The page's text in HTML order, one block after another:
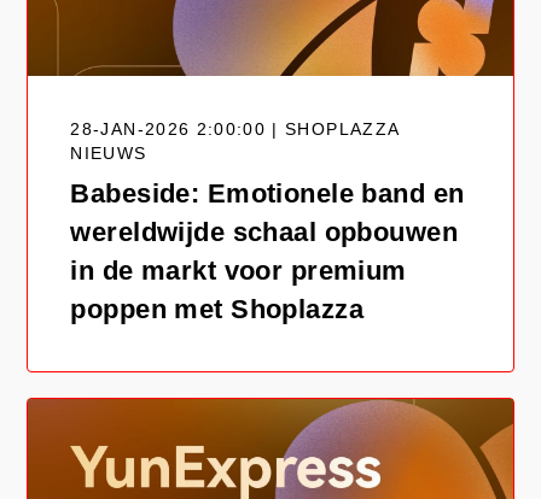
28-JAN-2026 2:00:00 | SHOPLAZZA
NIEUWS
Babeside: Emotionele band en
wereldwijde schaal opbouwen
in de markt voor premium
poppen met Shoplazza